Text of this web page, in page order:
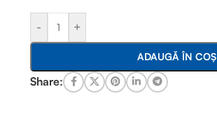
- +
ADAUGĂ ÎN COȘ
Share: